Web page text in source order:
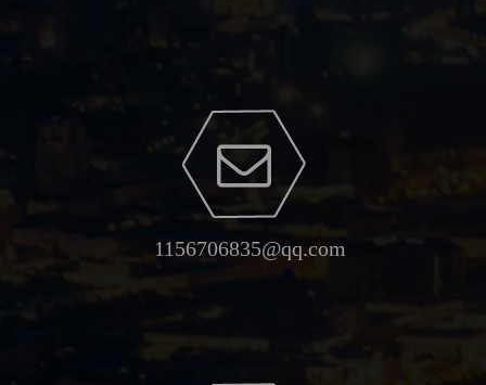
1156706835@qq.com